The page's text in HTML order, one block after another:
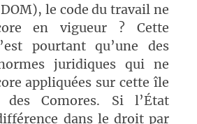
le code du travail ne
en vigueur ? Cette
pourtant qu’une des
juridiques qui ne
appliquées sur cette île
des Comores. Si l’État
dans le droit par